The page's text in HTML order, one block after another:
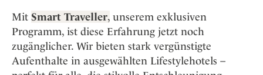
Mit Smart Traveller, unserem exklusiven
Programm, ist diese Erfahrung jetzt noch
zugänglicher. Wir bieten stark vergünstigte
Aufenthalte in ausgewählten Lifestylehotels –